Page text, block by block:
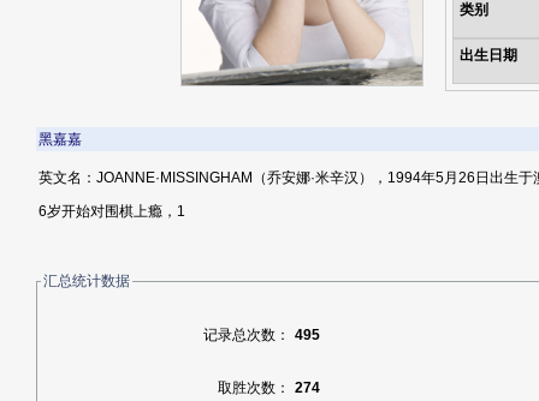
类别
出生日期
黑嘉嘉
英文名：JOANNE·MISSINGHAM（乔安娜·米辛汉），1994年5月26日出生
6岁开始对围棋上瘾，1
汇总统计数据
记录总次数： 495
取胜次数： 274